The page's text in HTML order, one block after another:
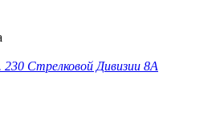
230 Стрелковой Дивизии 8А